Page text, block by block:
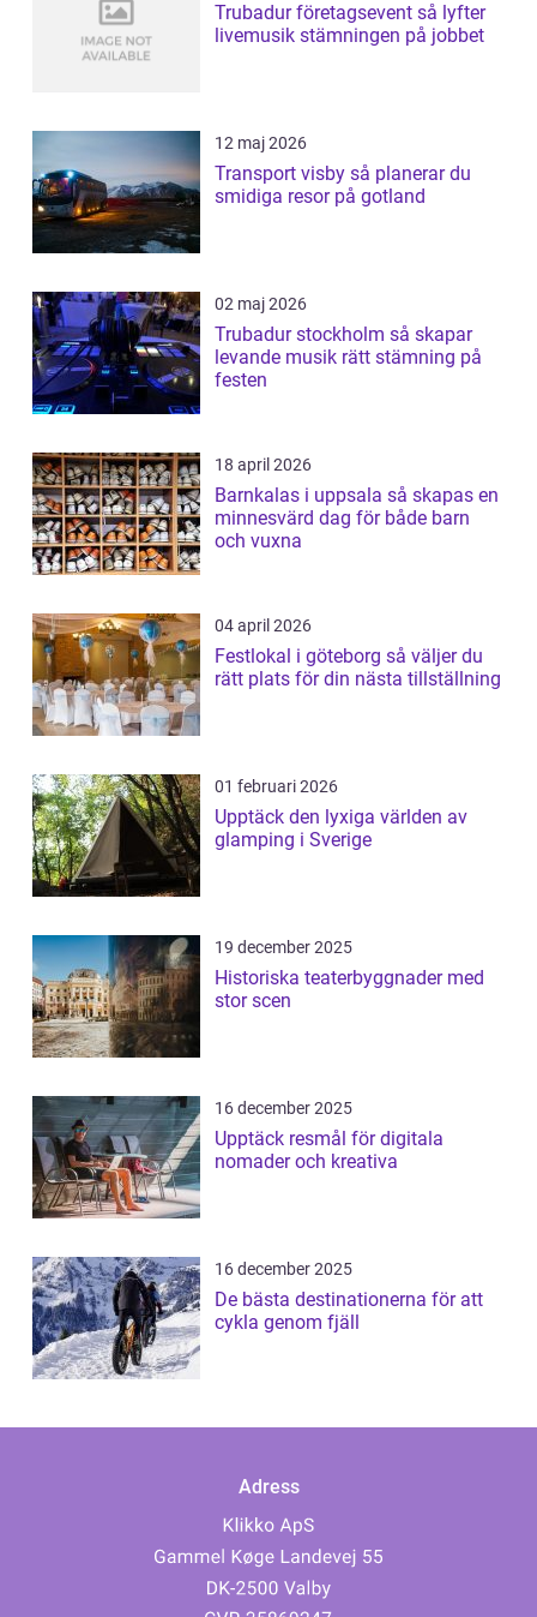
Trubadur företagsevent så lyfter
livemusik stämningen på jobbet
12 maj 2026
Transport visby så planerar du
smidiga resor på gotland
02 maj 2026
Trubadur stockholm så skapar
levande musik rätt stämning på
festen
18 april 2026
Barnkalas i uppsala så skapas en
minnesvärd dag för både barn
och vuxna
04 april 2026
Festlokal i göteborg så väljer du
rätt plats för din nästa tillställning
01 februari 2026
Upptäck den lyxiga världen av
glamping i Sverige
19 december 2025
Historiska teaterbyggnader med
stor scen
16 december 2025
Upptäck resmål för digitala
nomader och kreativa
16 december 2025
De bästa destinationerna för att
cykla genom fjäll
Adress